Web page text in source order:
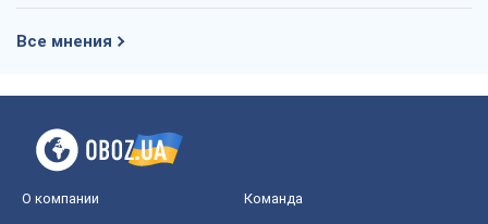
Все мнения
О компании Команда